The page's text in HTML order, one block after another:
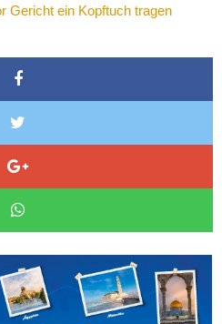
Gericht ein Kopftuch tragen